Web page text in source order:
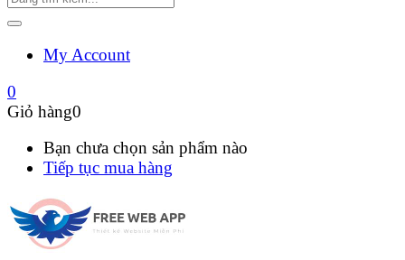
My Account
0
Giỏ hàng0
Bạn chưa chọn sản phẩm nào
Tiếp tục mua hàng